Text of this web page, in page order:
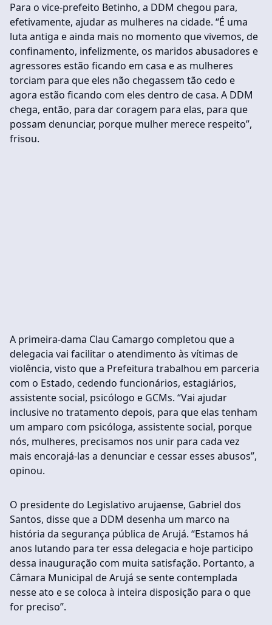
Para o vice-prefeito Betinho, a DDM chegou para,
efetivamente, ajudar as mulheres na cidade. “É uma
luta antiga e ainda mais no momento que vivemos, de
confinamento, infelizmente, os maridos abusadores e
agressores estão ficando em casa e as mulheres
torciam para que eles não chegassem tão cedo e
agora estão ficando com eles dentro de casa. A DDM
chega, então, para dar coragem para elas, para que
possam denunciar, porque mulher merece respeito”,
frisou.
A primeira-dama Clau Camargo completou que a
delegacia vai facilitar o atendimento às vítimas de
violência, visto que a Prefeitura trabalhou em parceria
com o Estado, cedendo funcionários, estagiários,
assistente social, psicólogo e GCMs. “Vai ajudar
inclusive no tratamento depois, para que elas tenham
um amparo com psicóloga, assistente social, porque
nós, mulheres, precisamos nos unir para cada vez
mais encorajá-las a denunciar e cessar esses abusos”,
opinou.
O presidente do Legislativo arujaense, Gabriel dos
Santos, disse que a DDM desenha um marco na
história da segurança pública de Arujá. “Estamos há
anos lutando para ter essa delegacia e hoje participo
dessa inauguração com muita satisfação. Portanto, a
Câmara Municipal de Arujá se sente contemplada
nesse ato e se coloca à inteira disposição para o que
for preciso”.